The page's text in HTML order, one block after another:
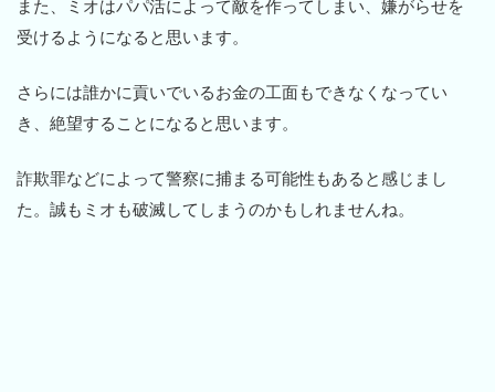
また、ミオはパパ活によって敵を作ってしまい、嫌がらせを
受けるようになると思います。
さらには誰かに貢いでいるお金の工面もできなくなってい
き、絶望することになると思います。
詐欺罪などによって警察に捕まる可能性もあると感じまし
た。誠もミオも破滅してしまうのかもしれませんね。